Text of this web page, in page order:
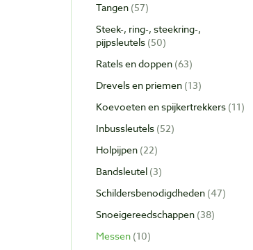
Tangen 57
Steek-, ring-, steekring-,
pijpsleutels 50
Ratels en doppen 63
Drevels en priemen 13
Koevoeten en spijkertrekkers 11
Inbussleutels 52
Holpijpen 22
Bandsleutel 3
Schildersbenodigdheden 47
Snoeigereedschappen 38
Messen 10